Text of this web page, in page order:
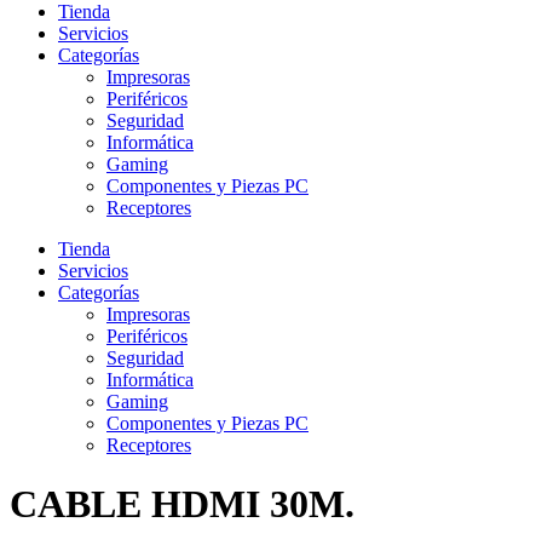
Tienda
Servicios
Categorías
Impresoras
Periféricos
Seguridad
Informática
Gaming
Componentes y Piezas PC
Receptores
Tienda
Servicios
Categorías
Impresoras
Periféricos
Seguridad
Informática
Gaming
Componentes y Piezas PC
Receptores
CABLE HDMI 30M.